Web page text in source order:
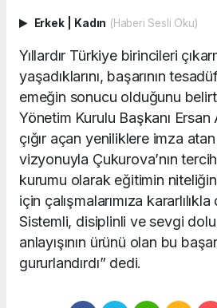
Erkek Kadın (Haberi Sesli Oku)
Yıllardır Türkiye birincileri
yaşadıklarını, başarının
emeğin sonucu olduğunu
Yönetim Kurulu Başkanı Ersan
çığır açan yeniliklere imza
vizyonuyla Çukurova’nın
kurumu olarak eğitimin
için çalışmalarımıza
Sistemli, disiplinli ve sevgi
anlayışının ürünü olan bu
gururlandırdı” dedi.